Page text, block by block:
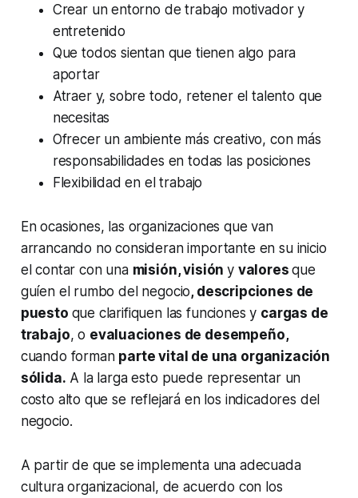
Crear un entorno de trabajo motivador y
entretenido
Que todos sientan que tienen algo para
aportar
Atraer y, sobre todo, retener el talento que
necesitas
Ofrecer un ambiente más creativo, con más
responsabilidades en todas las posiciones
Flexibilidad en el trabajo
En ocasiones, las organizaciones que van
arrancando no consideran importante en su inicio
el contar con una misión, visióny valoresque
guíen el rumbo del negocio, descripciones de
puesto que clarifiquen las funciones y cargas de
trabajo, o evaluaciones de desempeño,
cuando forman parte vital de una organización
sólida. A la larga esto puede representar un
costo alto que se reflejará en los indicadores del
negocio.
A partir de que se implementa una adecuada
cultura organizacional, de acuerdo con los